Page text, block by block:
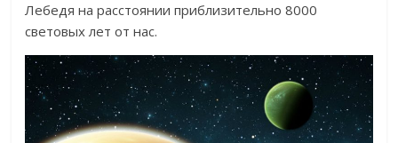
Лебедя на расстоянии приблизительно 8000
световых лет от нас.